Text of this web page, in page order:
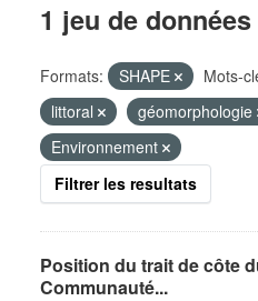
1 jeu de
Formats: SHAPE Mots-
littoral
géomorphologie
Environnement
Filtrer les resultats
Position du trait de côte
Communauté...